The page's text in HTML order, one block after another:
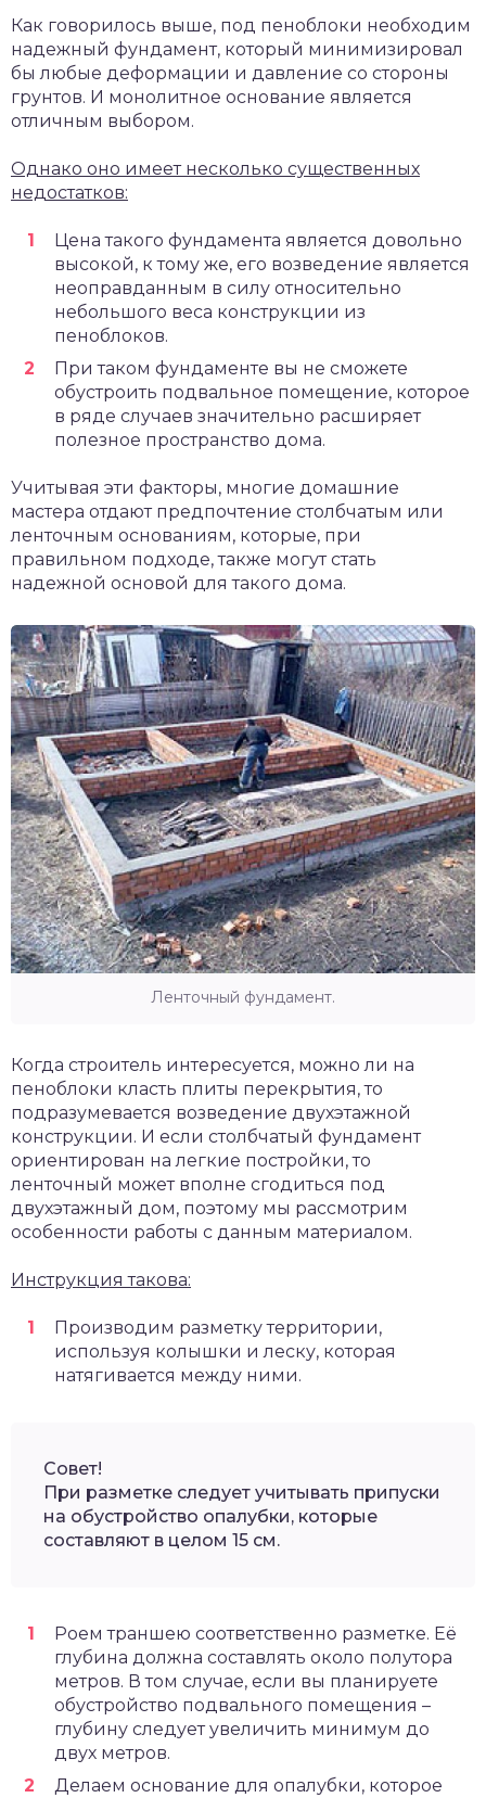
Как говорилось выше, под пеноблоки необходим
надежный фундамент, который минимизировал
бы любые деформации и давление со стороны
грунтов. И монолитное основание является
отличным выбором.
Однако оно имеет несколько существенных
недостатков:
Цена такого фундамента является довольно
высокой, к тому же, его возведение является
неоправданным в силу относительно
небольшого веса конструкции из
пеноблоков.
При таком фундаменте вы не сможете
обустроить подвальное помещение, которое
в ряде случаев значительно расширяет
полезное пространство дома.
Учитывая эти факторы, многие домашние
мастера отдают предпочтение столбчатым или
ленточным основаниям, которые, при
правильном подходе, также могут стать
надежной основой для такого дома.
Ленточный фундамент.
Когда строитель интересуется, можно ли на
пеноблоки класть плиты перекрытия, то
подразумевается возведение двухэтажной
конструкции. И если столбчатый фундамент
ориентирован на легкие постройки, то
ленточный может вполне сгодиться под
двухэтажный дом, поэтому мы рассмотрим
особенности работы с данным материалом.
Инструкция такова:
Производим разметку территории,
используя колышки и леску, которая
натягивается между ними.
Совет!
При разметке следует учитывать припуски
на обустройство опалубки, которые
составляют в целом 15 см.
Роем траншею соответственно разметке. Её
глубина должна составлять около полутора
метров. В том случае, если вы планируете
обустройство подвального помещения –
глубину следует увеличить минимум до
двух метров.
Делаем основание для опалубки, которое